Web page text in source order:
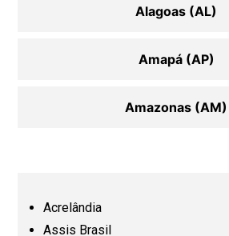
Alagoas (AL)
Amapá (AP)
Amazonas (AM)
Acrelândia
Assis Brasil